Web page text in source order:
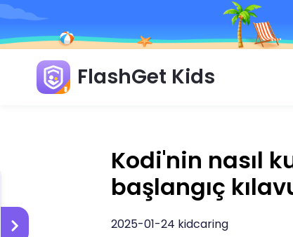
FlashGet Kids
Kodi'nin nasıl
başlangıç
2025-01-24 kidcaring